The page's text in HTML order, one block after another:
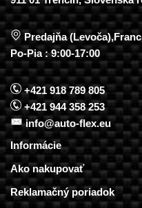
Predajňa
Po-Pia : 9:00-17:00
+421 918 789 805
+421 944 358 253
info@auto-flex.eu
Informácie
Ako nakupovať
Reklamačný poriadok